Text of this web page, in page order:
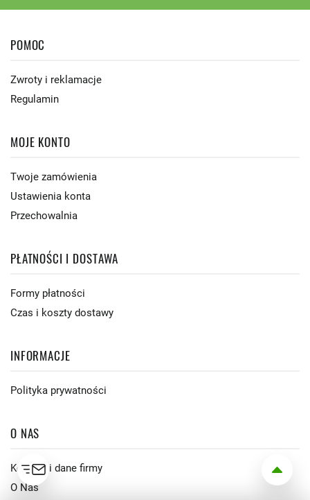
POMOC
Zwroty i reklamacje
Regulamin
MOJE KONTO
Twoje zamówienia
Ustawienia konta
Przechowalnia
PŁATNOŚCI I DOSTAWA
Formy płatności
Czas i koszty dostawy
INFORMACJE
Polityka prywatności
O NAS
Kontakt i dane firmy
O Nas